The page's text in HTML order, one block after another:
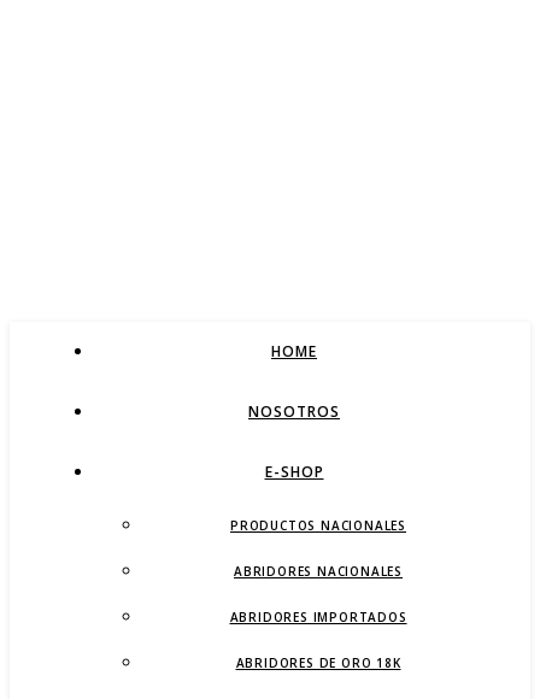
HOME
NOSOTROS
E-SHOP
PRODUCTOS NACIONALES
ABRIDORES NACIONALES
ABRIDORES IMPORTADOS
ABRIDORES DE ORO 18K